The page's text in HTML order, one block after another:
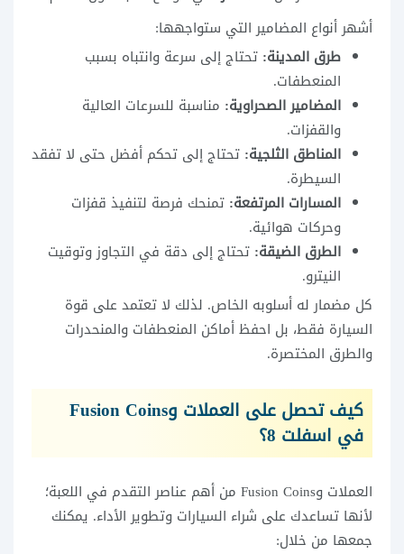
أشهر أنواع المضامير التي ستواجهها:
طرق المدينة: تحتاج إلى سرعة وانتباه بسبب
المنعطفات.
المضامير الصحراوية: مناسبة للسرعات العالية
والقفزات.
المناطق الثلجية: تحتاج إلى تحكم أفضل حتى لا تفقد
السيطرة.
المسارات المرتفعة: تمنحك فرصة لتنفيذ قفزات
وحركات هوائية.
الطرق الضيقة: تحتاج إلى دقة في التجاوز وتوقيت
النيترو.
كل مضمار له أسلوبه الخاص. لذلك لا تعتمد على قوة
السيارة فقط، بل احفظ أماكن المنعطفات والمنحدرات
والطرق المختصرة.
كيف تحصل على العملات وFusion Coins
في اسفلت 8؟
العملات وFusion Coins من أهم عناصر التقدم في اللعبة؛
لأنها تساعدك على شراء السيارات وتطوير الأداء. يمكنك
جمعها من خلال: